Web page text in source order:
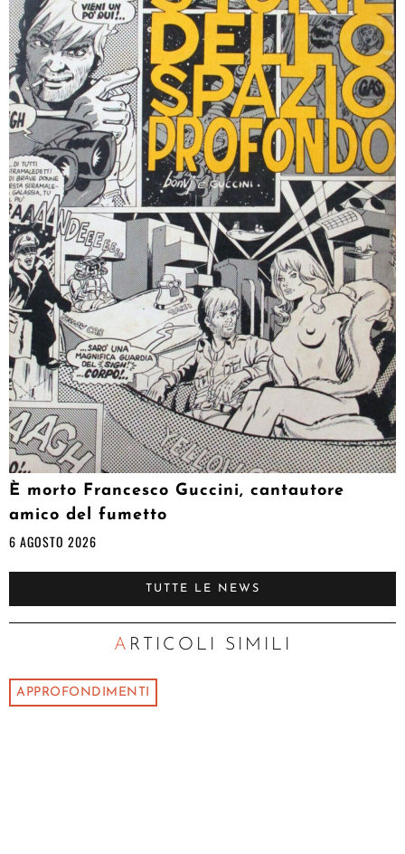
È morto Francesco Guccini, cantautore
amico del fumetto
6 AGOSTO 2026
TUTTE LE NEWS
ARTICOLI SIMILI
APPROFONDIMENTI